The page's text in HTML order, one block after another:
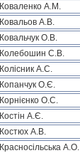
Коваленко А.М.
Ковальов А.В.
Ковальчук О.В.
Колебошин С.В.
Колісник А.С.
Копанчук О.Є.
Корнієнко О.С.
Костін А.Є.
Костюх А.В.
Красносільська А.О.